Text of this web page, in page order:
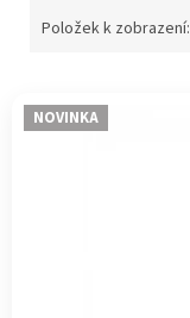
Položek k zobrazení:
V NOVINKA